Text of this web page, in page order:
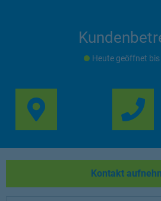
Heute geöffnet bis
Link Opens
Kontakt